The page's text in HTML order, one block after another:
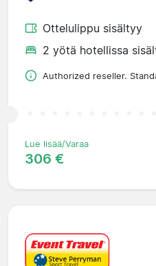
Ottelulippu sisältyy
2 yötä hotellissa
Authorized reseller.
Lue lisää/Varaa
306 €